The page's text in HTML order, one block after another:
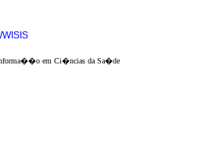
em Ci�ncias da Sa�de